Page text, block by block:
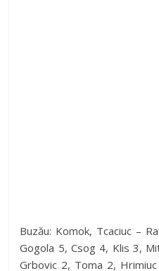
Buzău: Komok, Tcaciuc –
Gogola 5, Csog 4, Klis 3,
Grbovic 2, Toma 2,